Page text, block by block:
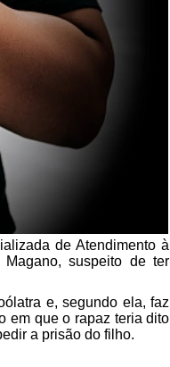
de Atendimento à
suspeito de ter
e, segundo ela, faz
em que o rapaz teria dito
a prisão do filho.